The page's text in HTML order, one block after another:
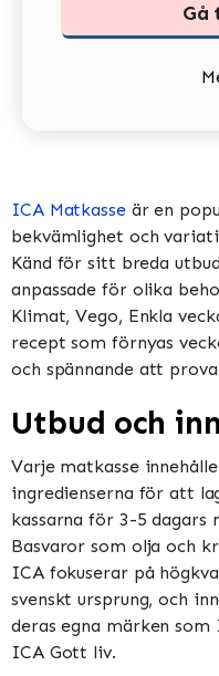
Gå
ICA Matkasseär en
bekvämlighet och
Känd för sitt breda
anpassade för olika
Klimat, Vego, Enkla
recept som förnyas
och spännande att
Utbud och
Varje matkasse
ingredienserna för att
kassarna för 3-5 dagars
Basvaror som olja och
ICA fokuserar på
svenskt ursprung, och
deras egna märken
ICA Gott liv​​.